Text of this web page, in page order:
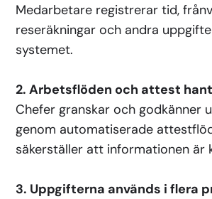
Medarbetare registrerar tid,
reseräkningar och andra
systemet.
2. Arbetsflöden och attest
Chefer granskar och godkänner
genom automatiserade
säkerställer att informationen är
3. Uppgifterna används i flera